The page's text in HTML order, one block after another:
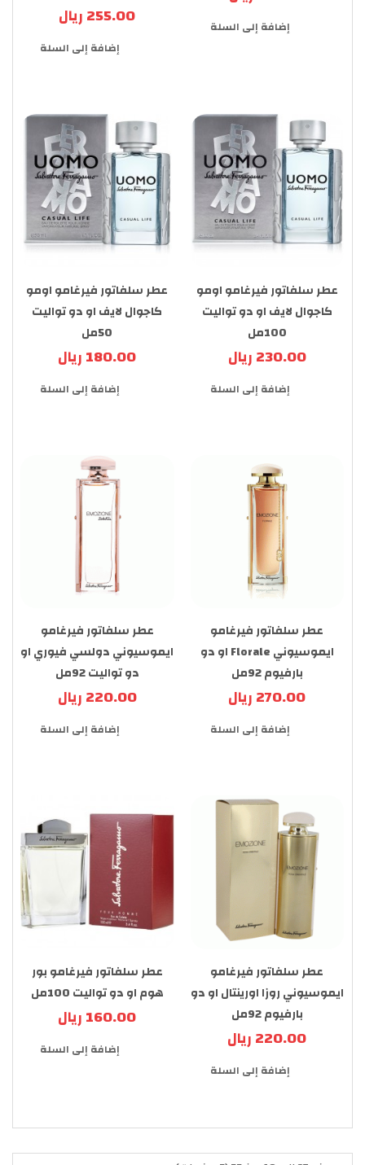
إضافة إلى السلة 255.00 ريال
إضافة إلى السلة
عطر سلفاتور فيرغامو اومو
كاجوال لايف او دو تواليت
100مل
230.00 ريال
إضافة إلى السلة
عطر سلفاتور فيرغامو اومو
كاجوال لايف او دو تواليت
50مل
180.00 ريال
إضافة إلى السلة
عطر سلفاتور فيرغامو
ايموسيوني Florale او دو
بارفيوم 92مل
270.00 ريال
إضافة إلى السلة
عطر سلفاتور فيرغامو
ايموسيوني دولسي فيوري او
دو تواليت 92مل
220.00 ريال
إضافة إلى السلة
عطر سلفاتور فيرغامو
ايموسيوني روزا اورينتال او دو
بارفيوم 92مل
220.00 ريال
إضافة إلى السلة
عطر سلفاتور فيرغامو بور
هوم او دو تواليت 100مل
160.00 ريال
إضافة إلى السلة